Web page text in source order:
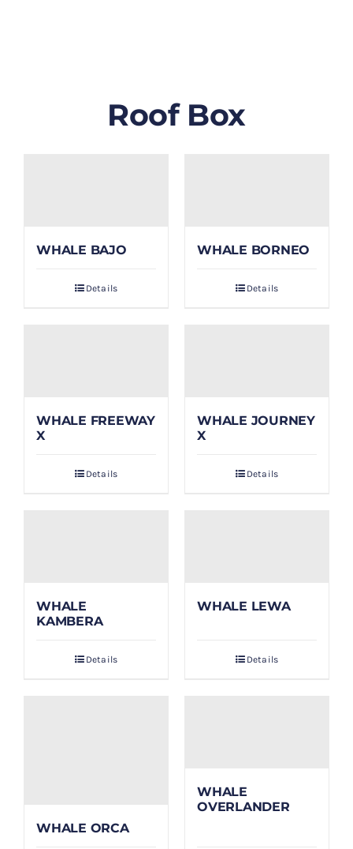
PAYMENT
Roof Box
WHALE BAJO
Details
WHALE BORNEO
Details
WHALE FREEWAY
X
Details
WHALE JOURNEY
X
Details
WHALE
KAMBERA
Details
WHALE LEWA
Details
WHALE ORCA
WHALE
OVERLANDER